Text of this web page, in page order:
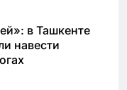
в Ташкенте
навести